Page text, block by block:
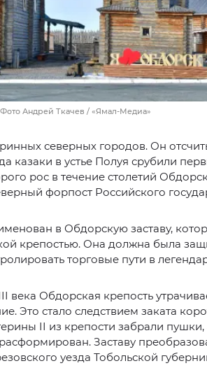
Андрей Ткачев / «Ямал-Медиа»
северных городов. Он
казаки в устье Полуя срубили
рос в течение столетий
форпост Российского
в Обдорскую заставу,
крепостью. Она должна была
торговые пути в
века Обдорская крепость
Это стало следствием заката
II из крепости забрали пушки,
Заставу
уезда Тобольской